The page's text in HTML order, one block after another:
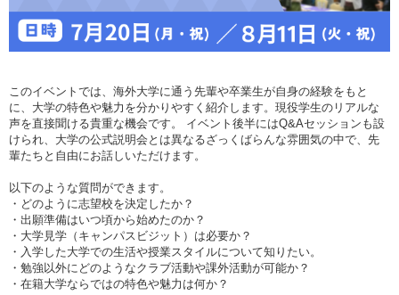
このイベントでは、海外大学に通う先輩や卒業生が自身の経験をもと
に、大学の特色や魅力を分かりやすく紹介します。現役学生のリアルな
声を直接聞ける貴重な機会です。 イベント後半にはQ&Aセッションも設
けられ、大学の公式説明会とは異なるざっくばらんな雰囲気の中で、先
輩たちと自由にお話しいただけます。
以下のような質問ができます。
・どのように志望校を決定したか？
・出願準備はいつ頃から始めたのか？
・大学見学（キャンパスビジット）は必要か？
・入学した大学での生活や授業スタイルについて知りたい。
・勉強以外にどのようなクラブ活動や課外活動が可能か？
・在籍大学ならではの特色や魅力は何か？